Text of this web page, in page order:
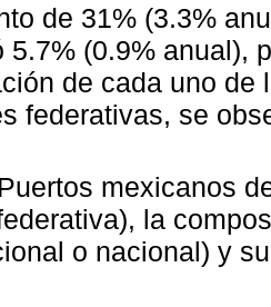
de 31% (3.3%
5.7% (0.9% anual),
de cada uno de
federativas, se
Puertos mexicanos
la
o nacional) y